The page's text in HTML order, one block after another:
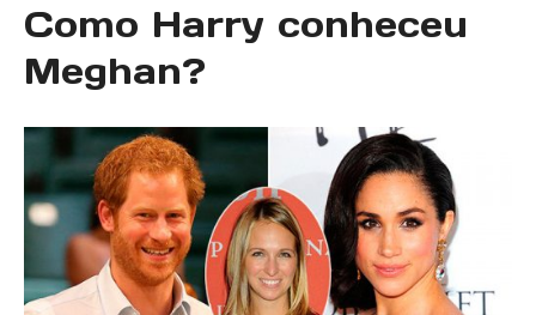
Como Harry conheceu
Meghan?